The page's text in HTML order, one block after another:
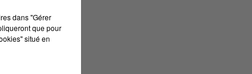
dans "Gérer
que pour
situé en